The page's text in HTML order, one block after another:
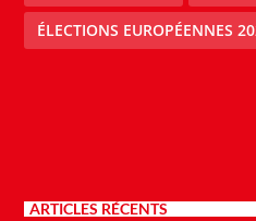
ÉLECTIONS EUROPÉENNES
ARTICLES RÉCENTS